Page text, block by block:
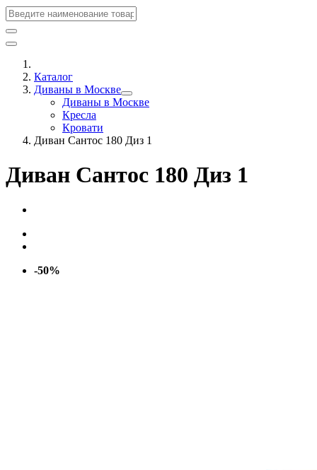
Каталог
Диваны в Москве
Диваны в Москве
Кресла
Кровати
Диван Сантос 180 Диз 1
Диван Сантос 180 Диз 1
-50%